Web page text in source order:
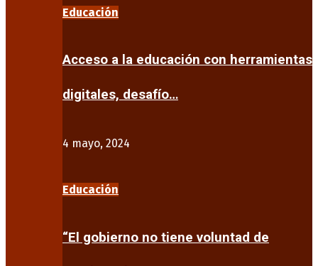
Educación
Acceso a la educación con herramientas
digitales, desafío…
4 mayo, 2024
Educación
“El gobierno no tiene voluntad de